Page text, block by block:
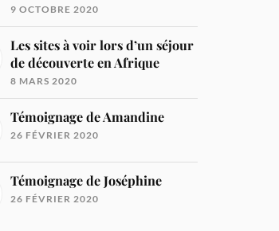
9 OCTOBRE 2020
Les sites à voir lors d’un séjour
de découverte en Afrique
8 MARS 2020
Témoignage de Amandine
26 FÉVRIER 2020
Témoignage de Joséphine
26 FÉVRIER 2020